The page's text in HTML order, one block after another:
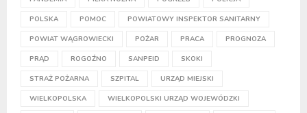
POLSKA POMOC POWIATOWY INSPEKTOR SANITARNY
POWIAT WĄGROWIECKI POŻAR PRACA PROGNOZA
PRĄD ROGOŹNO SANPEID SKOKI
STRAŻ POŻARNA SZPITAL URZĄD MIEJSKI
WIELKOPOLSKA WIELKOPOLSKI URZĄD WOJEWÓDZKI